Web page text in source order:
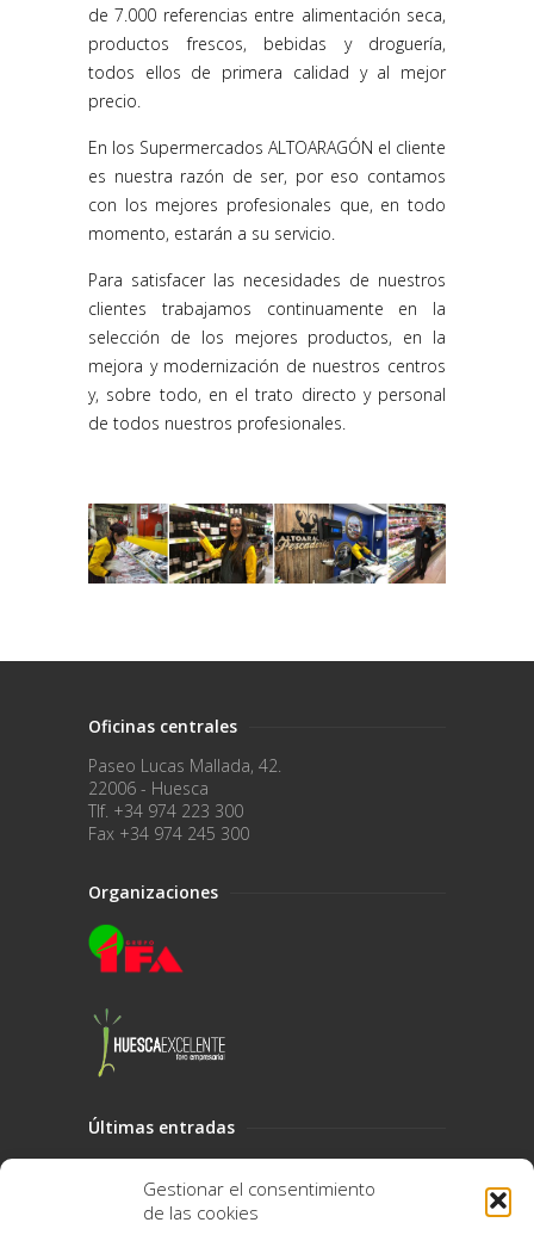
Gestionar el consentimiento
de las cookies
de 7.000 referencias entre alimentación seca,
productos frescos, bebidas y droguería,
todos ellos de primera calidad y al mejor
precio.
En los Supermercados ALTOARAGÓN el cliente
es nuestra razón de ser, por eso contamos
con los mejores profesionales que, en todo
momento, estarán a su servicio.
Para satisfacer las necesidades de nuestros
clientes trabajamos continuamente en la
selección de los mejores productos, en la
mejora y modernización de nuestros centros
y, sobre todo, en el trato directo y personal
de todos nuestros profesionales.
Oficinas centrales
Paseo Lucas Mallada, 42.
22006 - Huesca
Tlf. +34 974 223 300
Fax +34 974 245 300
Organizaciones
Últimas entradas
Huesca dedica una avenida a Gregorio